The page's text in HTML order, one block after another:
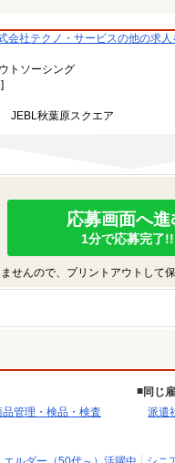
会社テクノ・サービスの他の求人
トソーシング
JEBL秋葉原スクエア
応募画面へ進
1分で応募完了!!
せんので、プリントアウトして保
品管理・検品・検査
同じ
派遣